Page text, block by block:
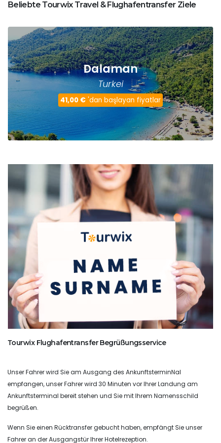
Beliebte Tourwix Travel & Flughafentransfer Ziele
Dalaman
Turkei
41,00 € 'dan başlayan fiyatlar
Tourwix Flughafentransfer Begrüßungsservice
Unser Fahrer wird Sie am Ausgang des AnkunftsterminNal
empfangen, unser Fahrer wird 30 Minuten vor Ihrer Landung am
Ankunftsterminal bereit stehen und Sie mit Ihrem Namensschild
begrüßen.
Wenn Sie einen Rücktransfer gebucht haben, empfängt Sie unser
Fahrer an der Ausgangstür Ihrer Hotelrezeption.